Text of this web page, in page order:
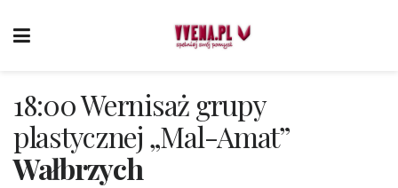
18:00 Wernisaż grupy
plastycznej „Mal-Amat”
Wałbrzych